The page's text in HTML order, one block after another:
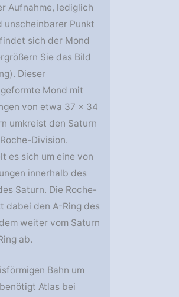
Aufnahme, lediglich
unscheinbarer Punkt
sich der Mond
Sie das Bild
Dieser
Mond mit
von etwa 37 x 34
umkreist den Saturn
Division.
es sich um eine von
innerhalb des
Saturn. Die Roche-
dabei den A-Ring des
weiter vom Saturn
ab.
Bahn um
Atlas bei